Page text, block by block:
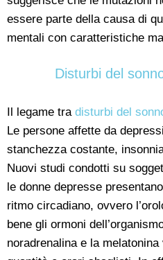
essere parte della causa di
mentali con caratteristiche
Disturbi del
Il legame tra disturbi del
Le persone affette da
stanchezza costante,
Nuovi studi condotti su
le donne depresse
ritmo circadiano, ovvero
bene gli ormoni
noradrenalina e la